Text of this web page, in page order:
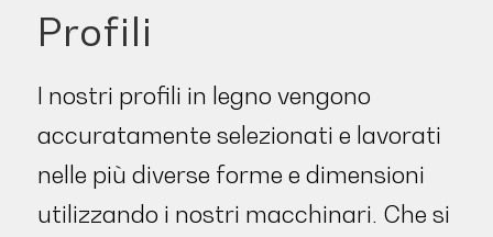
Profili
I nostri profili in legno vengono
accuratamente selezionati e lavorati
nelle più diverse forme e dimensioni
utilizzando i nostri macchinari. Che si